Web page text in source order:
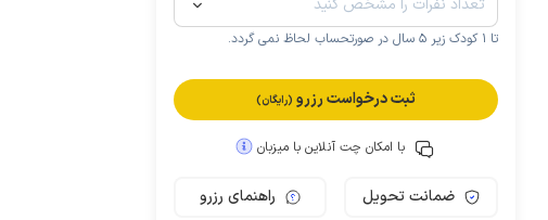
تا 1 کودک زیر 5 سال در صورتحساب لحاظ نمی گردد.
ثبت درخواست رزرو (رایگان)
با امکان چت آنلاین با میزبان
ضمانت تحویل راهنمای رزرو